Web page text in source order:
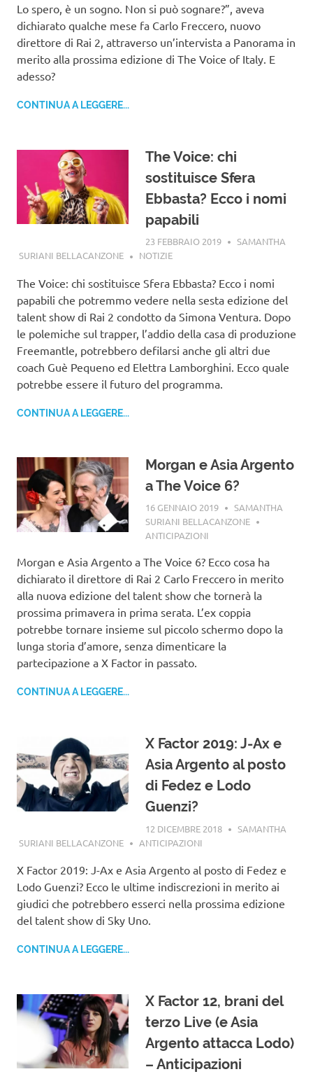
Lo spero, è un sogno. Non si può sognare?”, aveva
dichiarato qualche mese fa Carlo Freccero, nuovo
direttore di Rai 2, attraverso un’intervista a Panorama in
merito alla prossima edizione di The Voice of Italy. E
adesso?
CONTINUA A LEGGERE...
The Voice: chi
sostituisce Sfera
Ebbasta? Ecco i nomi
papabili
23 FEBBRAIO 2019
SAMANTHA
SURIANI BELLACANZONE
NOTIZIE
The Voice: chi sostituisce Sfera Ebbasta? Ecco i nomi
papabili che potremmo vedere nella sesta edizione del
talent show di Rai 2 condotto da Simona Ventura. Dopo
le polemiche sul trapper, l’addio della casa di produzione
Freemantle, potrebbero defilarsi anche gli altri due
coach Guè Pequeno ed Elettra Lamborghini. Ecco quale
potrebbe essere il futuro del programma.
CONTINUA A LEGGERE...
Morgan e Asia Argento
a The Voice 6?
16 GENNAIO 2019
SAMANTHA
SURIANI BELLACANZONE
ANTICIPAZIONI
Morgan e Asia Argento a The Voice 6? Ecco cosa ha
dichiarato il direttore di Rai 2 Carlo Freccero in merito
alla nuova edizione del talent show che tornerà la
prossima primavera in prima serata. L’ex coppia
potrebbe tornare insieme sul piccolo schermo dopo la
lunga storia d’amore, senza dimenticare la
partecipazione a X Factor in passato.
CONTINUA A LEGGERE...
X Factor 2019: J-Ax e
Asia Argento al posto
di Fedez e Lodo
Guenzi?
12 DICEMBRE 2018
SAMANTHA
SURIANI BELLACANZONE
ANTICIPAZIONI
X Factor 2019: J-Ax e Asia Argento al posto di Fedez e
Lodo Guenzi? Ecco le ultime indiscrezioni in merito ai
giudici che potrebbero esserci nella prossima edizione
del talent show di Sky Uno.
CONTINUA A LEGGERE...
X Factor 12, brani del
terzo Live (e Asia
Argento attacca Lodo)
– Anticipazioni